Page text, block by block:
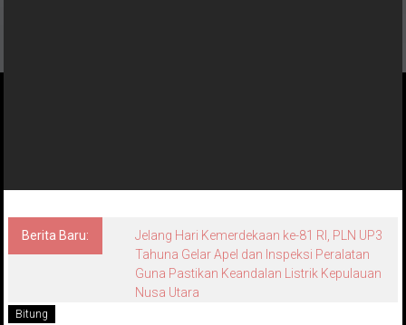
Berita Baru:
Jelang Hari Kemerdekaan ke-81 RI, PLN UP3
Tahuna Gelar Apel dan Inspeksi Peralatan
Guna Pastikan Keandalan Listrik Kepulauan
Nusa Utara
Bitung